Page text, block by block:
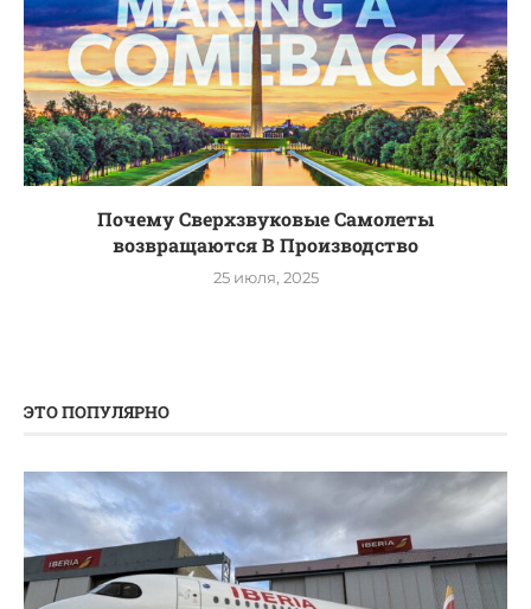
Почему Сверхзвуковые Самолеты
возвращаются В Производство
25 июля, 2025
ЭТО ПОПУЛЯРНО